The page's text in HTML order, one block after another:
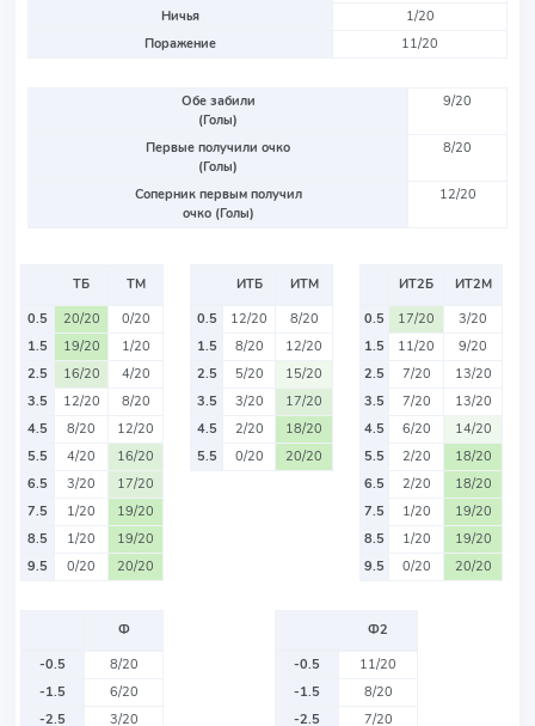
Ничья
1/20
Поражение
11/20
Обе забили
(Голы)
9/20
Первые получили очко
(Голы)
8/20
Соперник первым получил
очко (Голы)
12/20
ТБ
ТМ
0.5
20/20
0/20
1.5
19/20
1/20
2.5
16/20
4/20
3.5
12/20
8/20
4.5
8/20
12/20
5.5
4/20
16/20
6.5
3/20
17/20
7.5
1/20
19/20
8.5
1/20
19/20
9.5
0/20 20/20
ИТБ
ИТМ
0.5
12/20
8/20
1.5
8/20
12/20
2.5
5/20
15/20
3.5
3/20
17/20
4.5
2/20
18/20
5.5
0/20 20/20
ИТ2Б
ИТ2М
0.5
17/20
3/20
1.5
11/20
9/20
2.5
7/20
13/20
3.5
7/20
13/20
4.5
6/20
14/20
5.5
2/20
18/20
6.5
2/20
18/20
7.5
1/20
19/20
8.5
1/20
19/20
9.5
0/20 20/20
Ф
-0.5
8/20
-1.5
6/20
-2.5
3/20
Ф2
-0.5
11/20
-1.5
8/20
-2.5
7/20